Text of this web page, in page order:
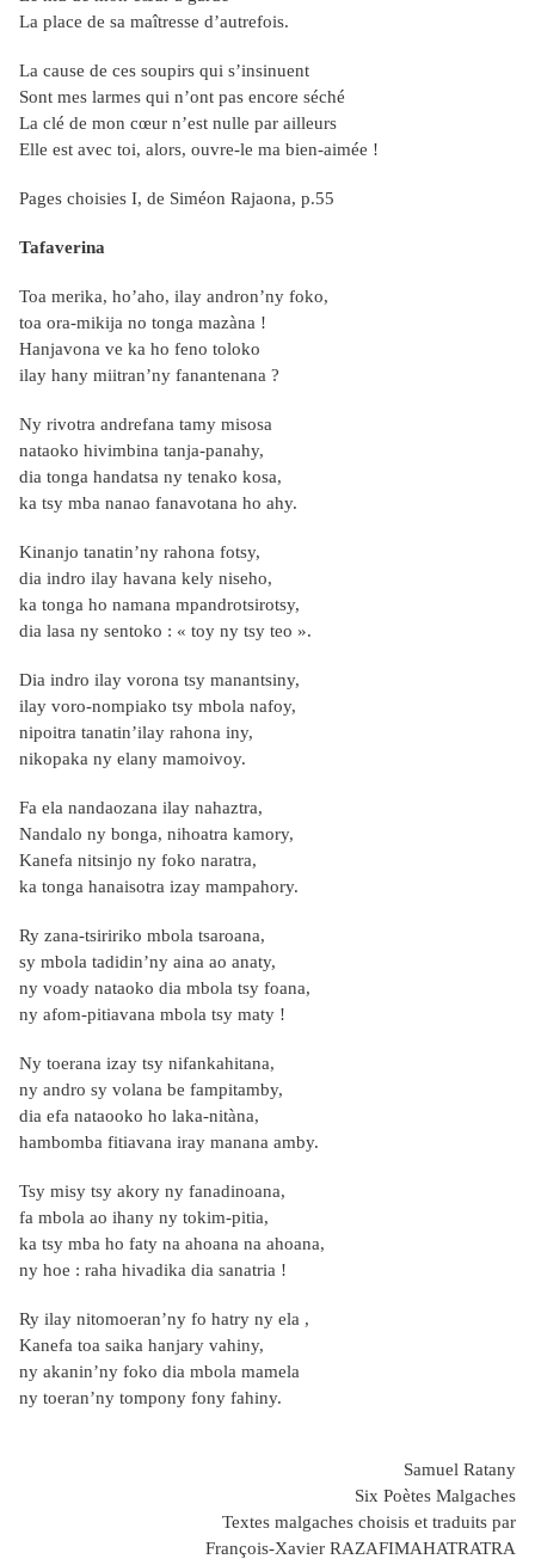
La place de sa maîtresse d’autrefois.
La cause de ces soupirs qui s’insinuent
Sont mes larmes qui n’ont pas encore séché
La clé de mon cœur n’est nulle par ailleurs
Elle est avec toi, alors, ouvre-le ma bien-aimée !
Pages choisies I, de Siméon Rajaona, p.55
Tafaverina
Toa merika, ho’aho, ilay andron’ny foko,
toa ora-mikija no tonga mazàna !
Hanjavona ve ka ho feno toloko
ilay hany miitran’ny fanantenana ?
Ny rivotra andrefana tamy misosa
nataoko hivimbina tanja-panahy,
dia tonga handatsa ny tenako kosa,
ka tsy mba nanao fanavotana ho ahy.
Kinanjo tanatin’ny rahona fotsy,
dia indro ilay havana kely niseho,
ka tonga ho namana mpandrotsirotsy,
dia lasa ny sentoko : « toy ny tsy teo ».
Dia indro ilay vorona tsy manantsiny,
ilay voro-nompiako tsy mbola nafoy,
nipoitra tanatin’ilay rahona iny,
nikopaka ny elany mamoivoy.
Fa ela nandaozana ilay nahaztra,
Nandalo ny bonga, nihoatra kamory,
Kanefa nitsinjo ny foko naratra,
ka tonga hanaisotra izay mampahory.
Ry zana-tsiririko mbola tsaroana,
sy mbola tadidin’ny aina ao anaty,
ny voady nataoko dia mbola tsy foana,
ny afom-pitiavana mbola tsy maty !
Ny toerana izay tsy nifankahitana,
ny andro sy volana be fampitamby,
dia efa nataooko ho laka-nitàna,
hambomba fitiavana iray manana amby.
Tsy misy tsy akory ny fanadinoana,
fa mbola ao ihany ny tokim-pitia,
ka tsy mba ho faty na ahoana na ahoana,
ny hoe : raha hivadika dia sanatria !
Ry ilay nitomoeran’ny fo hatry ny ela ,
Kanefa toa saika hanjary vahiny,
ny akanin’ny foko dia mbola mamela
ny toeran’ny tompony fony fahiny.
Samuel Ratany
Six Poètes Malgaches
Textes malgaches choisis et traduits par
François-Xavier RAZAFIMAHATRATRA